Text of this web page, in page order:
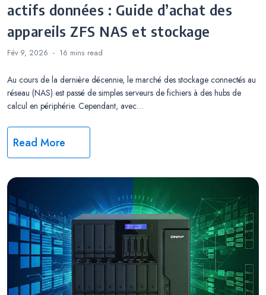
actifs données : Guide d’achat des
appareils ZFS NAS et stockage
Fév 9, 2026 16 mins read
Au cours de la dernière décennie, le marché des stockage connectés au
réseau (NAS) est passé de simples serveurs de fichiers à des hubs de
calcul en périphérie. Cependant, avec…
Read More